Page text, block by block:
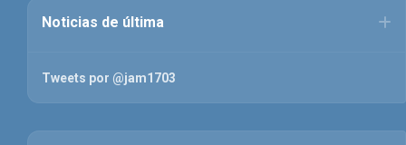
Noticias de última
Tweets por @jam1703